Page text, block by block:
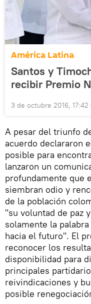
América Latina
Santos y
recibir Premio
3 de octubre 2016, 17:42
A pesar del triunfo
acuerdo declararon
posible para
lanzaron un
profundamente que
siembran odio y
de la población
"su voluntad de paz
solamente la
hacia el futuro". El
reconocer los
disponibilidad para
principales
reivindicaciones y
posible